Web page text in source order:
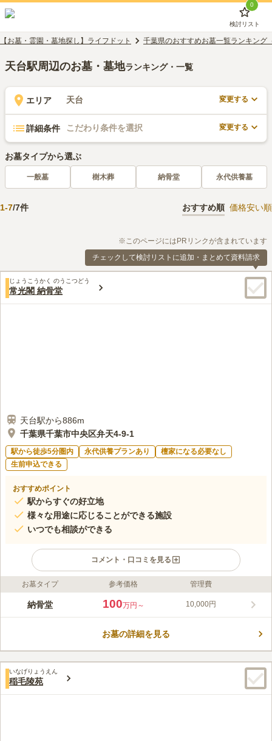
0
検討リスト
【お墓・霊園・墓地探し】ライフドット 千葉県のおすすめお墓一覧ランキング
天台駅周辺のお墓・墓地ランキング・一覧
エリア 天台 変更する
詳細条件 こだわり条件を選択 変更する
お墓タイプから選ぶ
一般墓 樹木葬 納骨堂 永代供養墓
1-7/7件 おすすめ順 価格安い順
※このページにはPRリンクが含まれています
チェックして検討リストに追加・まとめて資料請求
じょうこうかく のうこつどう
常光閣 納骨堂
天台駅から886m
千葉県千葉市中央区弁天4-9-1
駅から徒歩5分圏内 永代供養プランあり
檀家になる必要なし
生前申込できる
おすすめポイント
駅からすぐの好立地
様々な用途に応じることができる施設
いつでも相談ができる
コメント・口コミを見る
ライフドット編集部のコメント
施設がとてもきれいに整備されており、広い会場も用意されてい
れることができます。 永代供養も行っているので、おひとり様
口コミ評価
みんなの評価
80代男性
お花・お供えは墓園で購入可能ですが毎回持参しています。ろう
お墓タイプ 参考価格 管理費
納骨堂 100万円～ 10,000円
お墓の詳細を見る
いなげりょうえん
稲毛陵苑